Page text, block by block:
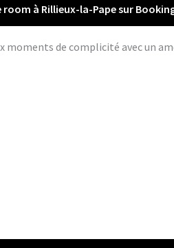
room à Rillieux-la-Pape sur
moments de complicité avec un